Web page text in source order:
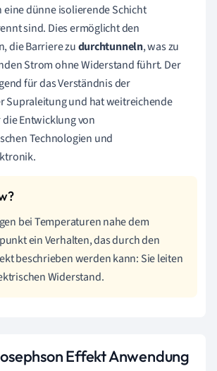
dünne isolierende Schicht
sind. Dies ermöglicht den
die Barriere zudurchtunneln, was zu
Strom ohne Widerstand führt. Der
für das Verständnis der
Supraleitung und hat weitreichende
Entwicklung von
Technologien und
bei Temperaturen nahe dem
ein Verhalten, das durch den
beschrieben werden kann: Sie leiten
Widerstand.
Effekt Anwendung